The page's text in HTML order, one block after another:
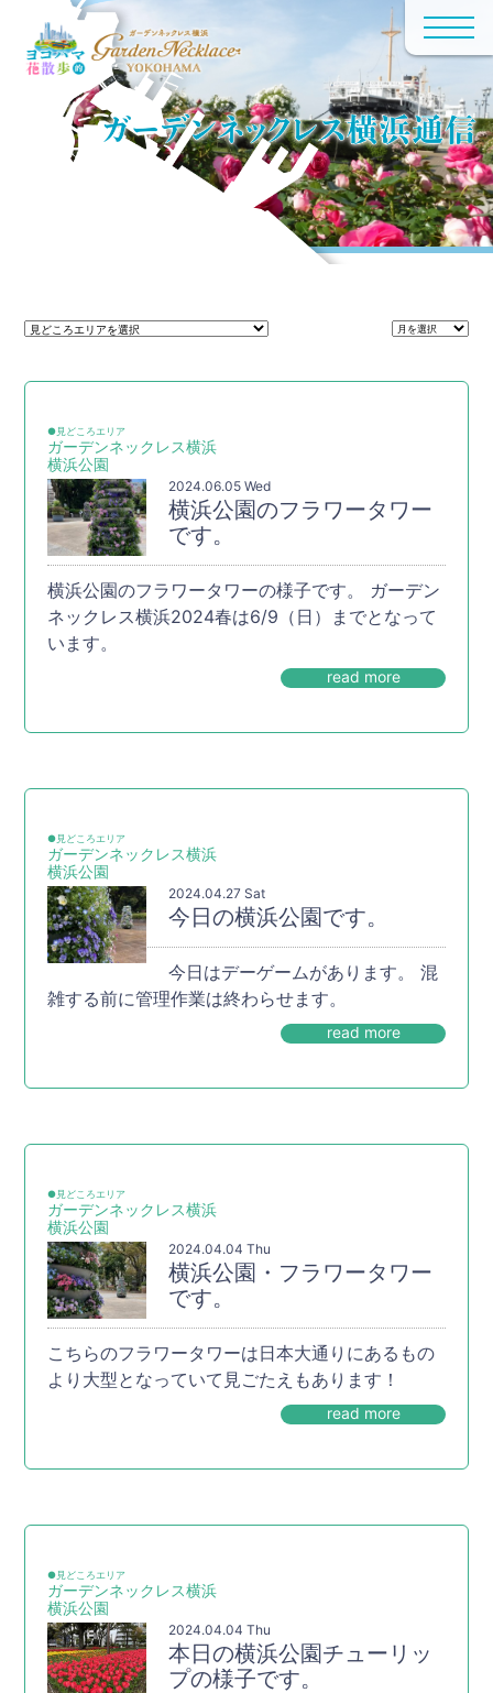
●見どころエリア
ガーデンネックレス横浜
横浜公園
2024.06.05 Wed
横浜公園のフラワータワー
です。
横浜公園のフラワータワーの様子です。 ガーデン
ネックレス横浜2024春は6/9（日）までとなって
います。
read more
●見どころエリア
ガーデンネックレス横浜
横浜公園
2024.04.27 Sat
今日の横浜公園です。
今日はデーゲームがあります。 混
雑する前に管理作業は終わらせます。
read more
●見どころエリア
ガーデンネックレス横浜
横浜公園
2024.04.04 Thu
横浜公園・フラワータワー
です。
こちらのフラワータワーは日本大通りにあるもの
より大型となっていて見ごたえもあります！
read more
●見どころエリア
ガーデンネックレス横浜
横浜公園
2024.04.04 Thu
本日の横浜公園チューリッ
プの様子です。